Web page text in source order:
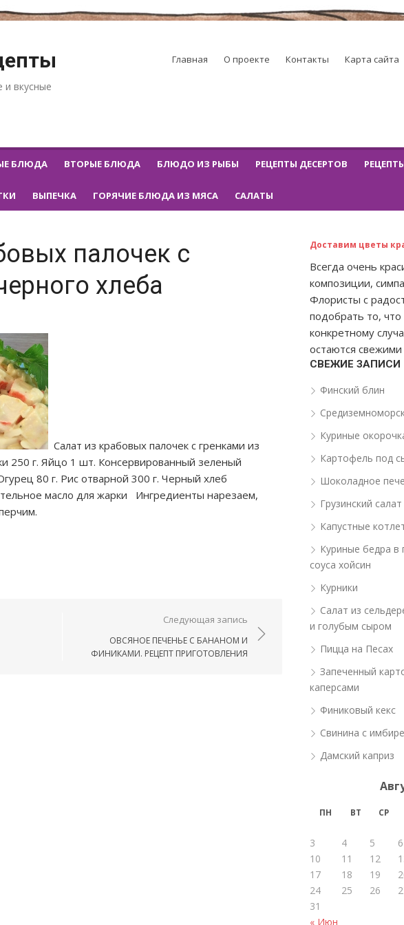
и вкусные
Главная О проекте Контакты Карта сайта
БЛЮДА ВТОРЫЕ БЛЮДА БЛЮДО ИЗ РЫБЫ РЕЦЕПТЫ ДЕСЕРТОВ
ВЫПЕЧКА ГОРЯЧИЕ БЛЮДА ИЗ МЯСА САЛАТЫ
палочек с
хлеба
Салат из крабовых палочек с гренками из
250 г. Яйцо 1 шт. Консервированный зеленый
80 г. Рис отварной 300 г. Черный хлеб
масло для жарки Ингредиенты нарезаем,
Следующая запись
ОВСЯНОЕ ПЕЧЕНЬЕ С БАНАНОМ И
ФИНИКАМИ. РЕЦЕПТ ПРИГОТОВЛЕНИЯ
Доставим цветы
Всегда очень
композиции,
Флористы с
подобрать то,
конкретному
остаются
СВЕЖИЕ ЗАПИСИ
Финский блин
Куриные
Картофель под
Шоколадное
Грузинский
Капустные
Куриные бедра в
соуса хойсин
Курники
Салат из
и голубым сыром
Пицца на Песах
Запеченный
каперсами
Финиковый кекс
Свинина с
Дамский каприз
ПН ВТ СР
« Июн
3
4 5 6
10
11 12
17
18 19
24
25 26
31